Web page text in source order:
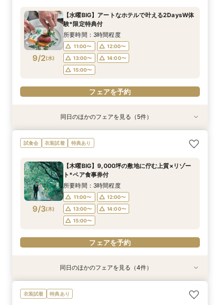
8/30(日)
9:10〜
10:00〜
14:00〜
15:00〜
フェアを予約
8/30(日)
9:30〜
10:30〜
14:00〜
15:00〜
フェアを予約
8/30(日)
9:30〜
10:30〜
14:00〜
15:00〜
フェアを予約
8/30(日)
10:00〜
フェアを予約
8/30(日)
9:00〜
14:00〜
15:00〜
フェアを予約
8/30(日)
9:00〜
10:00〜
14:00〜
15:00〜
フェアを予約
9/2(水)
【水曜BIG】アートなホテルで叶える2DaysW体
験*限定特典付
所要時間：3時間程度
11:00〜
12:00〜
13:00〜
14:00〜
15:00〜
フェアを予約
衣装試着 特典あり
9/2(水)
【憧れドレス体験付き】ドレス試着体験＆衣裳1
着プレゼント
11:00〜
12:00〜
14:00〜
15:00〜
フェアを予約
衣装試着 特典あり
9/2(水)
【家族での挙式＆会食なら】67万円のお得すぎ
プラン紹介フェア
11:00〜
12:00〜
13:00〜
14:00〜
15:00〜
フェアを予約
特典あり
9/2(水)
【ペットと一緒の結婚式】大切な家族と過ごす
ペット婚相談会
11:00〜
13:00〜
15:00〜
フェアを予約
衣装試着 特典あり
9/2(水)
マイナビ限定BIG【大阪で人気*2会場同時見学
フェア】新作ドレス試着×130万特典
11:00〜
12:00〜
13:30〜
14:00〜
15:00〜
フェアを予約
9/2(水)
【短時間でもOK】ふたりの不安をプロが解消！
会場見学×見積相談
11:00〜
12:00〜
13:00〜
14:00〜
15:00〜
フェアを予約
同日のほかのフェアを見る（5件）
試食会 衣装試着 特典あり
9/3(木)
【木曜BIG】9,000坪の敷地に佇む上質×リゾー
ト*ペア食事券付
所要時間：3時間程度
11:00〜
12:00〜
13:00〜
14:00〜
15:00〜
フェアを予約
衣装試着 特典あり
【家族での挙式＆会食なら】67万円のお得すぎ
プラン紹介フェア
特典あり
【ペットと一緒の結婚式】大切な家族と過ごす
ペット婚相談会
衣装試着 特典あり
マイナビ限定BIG【大阪で人気*2会場同時見学
フェア】新作ドレス試着×130万特典
【短時間でもOK】ふたりの不安をプロが解消！
会場見学×見積相談
同日のほかのフェアを見る（4件）
衣装試着 特典あり